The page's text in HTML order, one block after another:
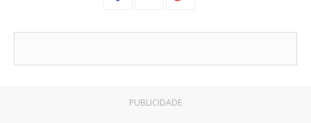
PUBLICIDADE